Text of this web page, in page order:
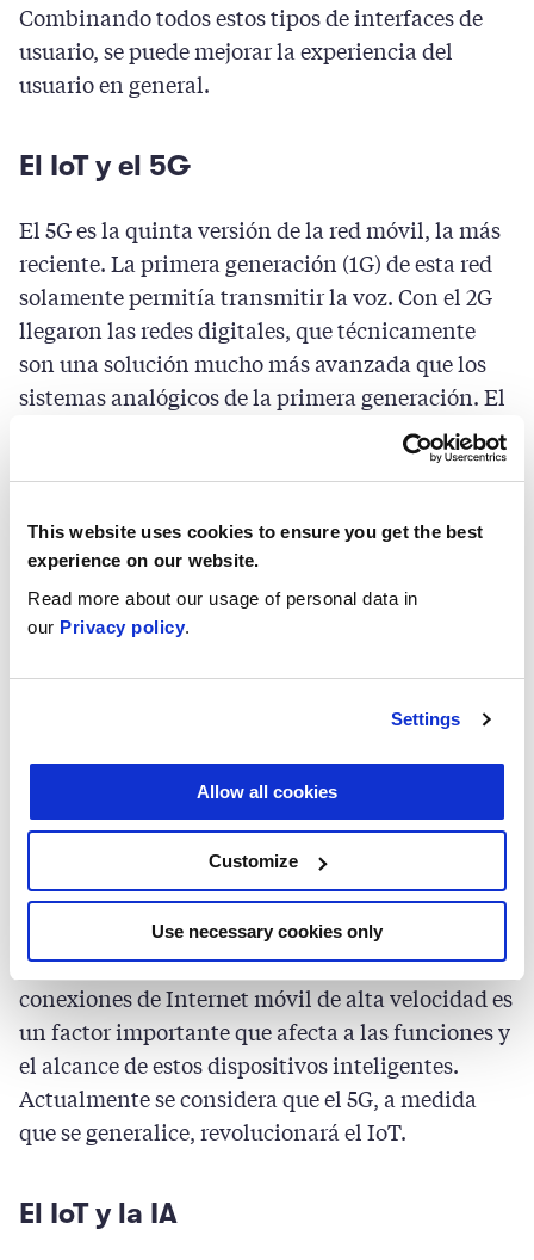
This website uses cookies to ensure you get the best
experience on our website.
Read more about our usage of personal data in
our Privacy policy.
Settings
Allow all cookies
Customize
Use necessary cookies only
Combinando todos estos tipos de interfaces de
usuario, se puede mejorar la experiencia del
usuario en general.
El IoT y el 5G
El 5G es la quinta versión de la red móvil, la más
reciente. La primera generación (1G) de esta red
solamente permitía transmitir la voz. Con el 2G
llegaron las redes digitales, que técnicamente
son una solución mucho más avanzada que los
sistemas analógicos de la primera generación. El
3G introdujo las transferencias de datos,
mientras que el 4G aumentó significativamente
transferencia de datos mucho más rápida que
ninguna otra red móvil anterior, incluida la 4G.
Además, es capaz de gestionar regiones con una
mayor densidad de conectividad y proporciona
Un elemento clave del 5G es el MIMO (Massive
Multiple Input Multiple Output, es decir, muchas
entradas y muchas salidas). Esta tecnología se
compone de un gran número de antenas y un
complejo software de comunicación que permite
comunicarse rápidamente con un gran número
de dispositivos. Dado que el IoT depende de la
transferencia y la recepción de datos, disponer de
conexiones de Internet móvil de alta velocidad es
un factor importante que afecta a las funciones y
el alcance de estos dispositivos inteligentes.
Actualmente se considera que el 5G, a medida
que se generalice, revolucionará el IoT.
El IoT y la IA